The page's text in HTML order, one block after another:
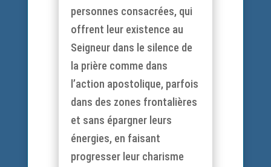
personnes consacrées, qui
offrent leur existence au
Seigneur dans le silence de
la prière comme dans
l’action apostolique, parfois
dans des zones frontalières
et sans épargner leurs
énergies, en faisant
progresser leur charisme